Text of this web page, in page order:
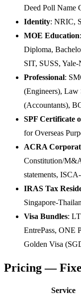
Deed Poll Name
Identity: NRIC,
MOE Education
Diploma,
SIT, SUSS,
Professional:
(Engineers), Law
(Accountants),
SPF Certificate
for Overseas
ACRA
Constitution/
statements,
IRAS Tax
Singapore-
Visa Bundles:
EntrePass, ONE
Golden Visa
Pricing —
Service